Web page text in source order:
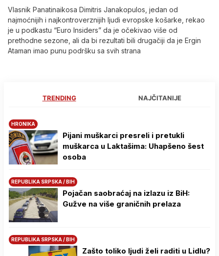
Vlasnik Panatinaikosa Dimitris Janakopulos, jedan od
najmoćnijih i najkontroverznijih ljudi evropske košarke, rekao
je u podkastu “Euro Insiders” da je očekivao više od
prethodne sezone, ali da bi rezultati bili drugačiji da je Ergin
Ataman imao punu podršku sa svih strana
TRENDING NAJČITANIJE
HRONIKA
Pijani muškarci presreli i pretukli
muškarca u Laktašima: Uhapšeno šest
osoba
REPUBLIKA SRPSKA / BIH
Pojačan saobraćaj na izlazu iz BiH:
Gužve na više graničnih prelaza
REPUBLIKA SRPSKA / BIH
Zašto toliko ljudi želi raditi u Lidlu?